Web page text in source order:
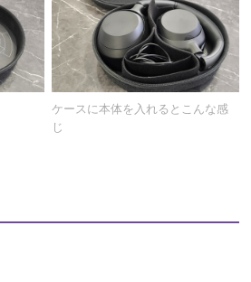
ケースに本体を入れるとこんな感
じ